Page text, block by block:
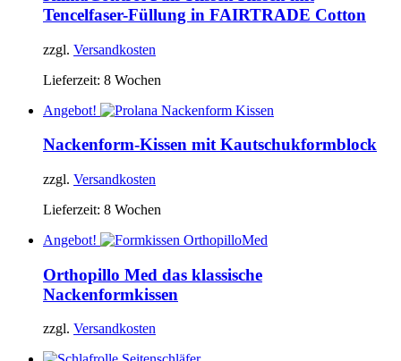
Tencelfaser-Füllung in FAIRTRADE Cotton
zzgl. Versandkosten
Lieferzeit: 8 Wochen
Angebot!
Nackenform-Kissen mit Kautschukformblock
zzgl. Versandkosten
Lieferzeit: 8 Wochen
Angebot!
Orthopillo Med das klassische
Nackenformkissen
zzgl. Versandkosten